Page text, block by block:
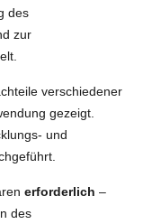
des
zur
verschiedener
gezeigt.
und
erforderlich–
des